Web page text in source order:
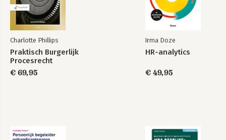
Charlotte Phillips
Praktisch Burgerlijk
Procesrecht
€ 69,95
Irma Doze
HR-analytics
€ 49,95